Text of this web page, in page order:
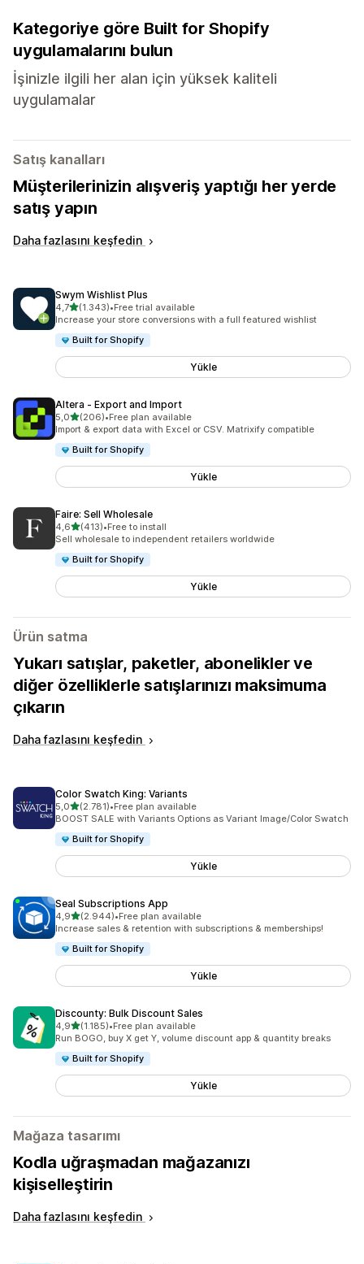
Kategoriye göre Built for Shopify
uygulamalarını bulun
İşinizle ilgili her alan için yüksek kaliteli
uygulamalar
Satış kanalları
Müşterilerinizin alışveriş yaptığı her yerde
satış yapın
Daha fazlasını keşfedin
Swym Wishlist Plus
4,75 yıldız üzerinden
(1.343)
toplam 1343 değerlendirme
•Free trial available
Increase your store conversions with a full featured wishlist
Built for Shopify
Yükle
Altera ‑ Export and Import
5,05 yıldız üzerinden
(206)
toplam 206 değerlendirme
•Free plan available
Import & export data with Excel or CSV. Matrixify compatible
Built for Shopify
Yükle
Faire: Sell Wholesale
4,65 yıldız üzerinden
(413)
toplam 413 değerlendirme
•Free to install
Sell wholesale to independent retailers worldwide
Built for Shopify
Yükle
Ürün satma
Yukarı satışlar, paketler, abonelikler ve
diğer özelliklerle satışlarınızı maksimuma
çıkarın
Daha fazlasını keşfedin
Color Swatch King: Variants
5,05 yıldız üzerinden
(2.781)
toplam 2781 değerlendirme
•Free plan available
BOOST SALE with Variants Options as Variant Image/Color Swatch
Built for Shopify
Yükle
Seal Subscriptions App
4,95 yıldız üzerinden
(2.944)
toplam 2944 değerlendirme
•Free plan available
Increase sales & retention with subscriptions & memberships!
Built for Shopify
Yükle
Discounty: Bulk Discount Sales
4,95 yıldız üzerinden
(1.185)
toplam 1185 değerlendirme
•Free plan available
Run BOGO, buy X get Y, volume discount app & quantity breaks
Built for Shopify
Yükle
Mağaza tasarımı
Kodla uğraşmadan mağazanızı
kişiselleştirin
Daha fazlasını keşfedin